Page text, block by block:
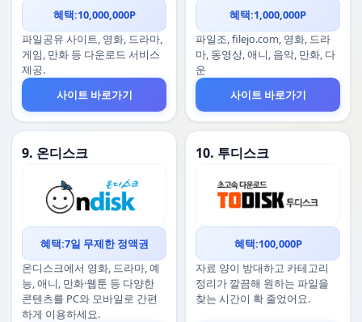
혜택:10,000,000P
파일공유 사이트, 영화, 드라마,
게임, 만화 등 다운로드 서비스
제공.
사이트 바로가기
혜택:1,000,000P
파일조, filejo.com, 영화, 드라
마, 동영상, 애니, 음악, 만화, 다
운
사이트 바로가기
9. 온디스크
혜택:7일 무제한 정액권
온디스크에서 영화, 드라마, 예
능, 애니, 만화·웹툰 등 다양한
콘텐츠를 PC와 모바일로 간편
하게 이용하세요.
10. 투디스크
혜택:100,000P
자료 양이 방대하고 카테고리
정리가 깔끔해 원하는 파일을
찾는 시간이 확 줄었어요.